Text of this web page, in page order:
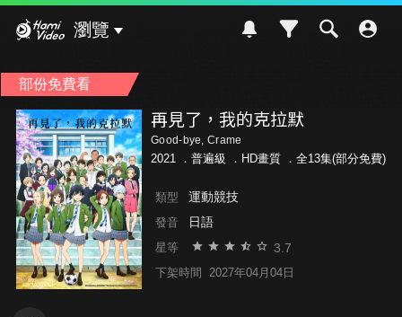
瀏覽
部份免費看
再見了，我的克拉默
Good-bye, Crame
2021 ． 普遍級 ．HD畫質 ．全13集(部分免費)
類型 運動競技
發音 日語
星等 3.7
下架時間 2027年04月04日